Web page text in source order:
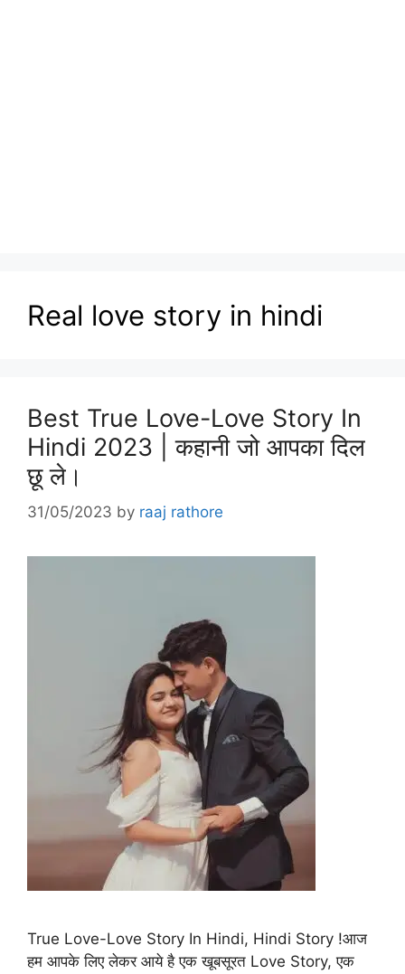
Real love story in hindi
Best True Love-Love Story In
Hindi 2023 | कहानी जो आपका दिल
छू ले।
31/05/2023 by raaj rathore
True Love-Love Story In Hindi, Hindi Story !आज
हम आपके लिए लेकर आये है एक खूबसूरत Love Story, एक